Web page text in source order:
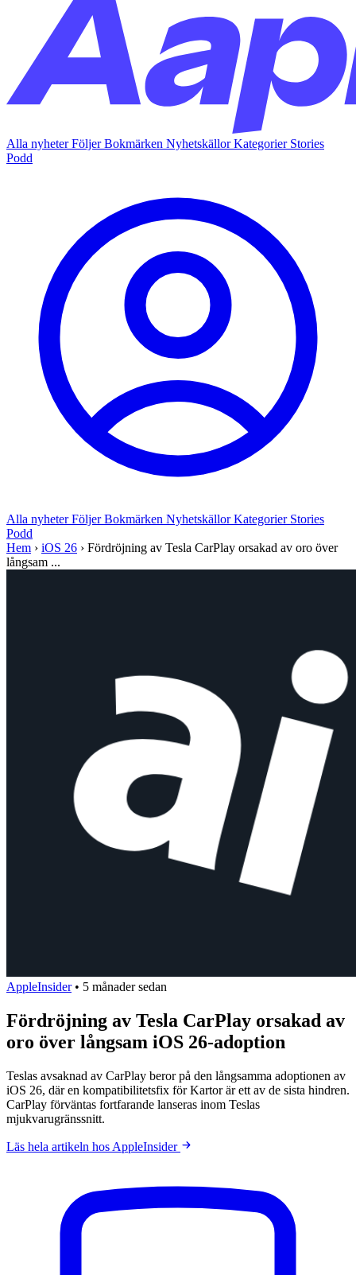
Alla nyheterFöljerBokmärken NyhetskällorKategorier Stories
Podd
Alla nyheterFöljerBokmärken NyhetskällorKategorier Stories
Podd
Hem › iOS 26 › Fördröjning av Tesla CarPlay orsakad av oro över
långsam ...
AppleInsider • 5 månader sedan
Fördröjning av Tesla CarPlay orsakad av
oro över långsam iOS 26-adoption
Teslas avsaknad av CarPlay beror på den långsamma adoptionen av
iOS 26, där en kompatibilitetsfix för Kartor är ett av de sista hindren.
CarPlay förväntas fortfarande lanseras inom Teslas
mjukvarugränssnitt.
Läs hela artikeln hos AppleInsider